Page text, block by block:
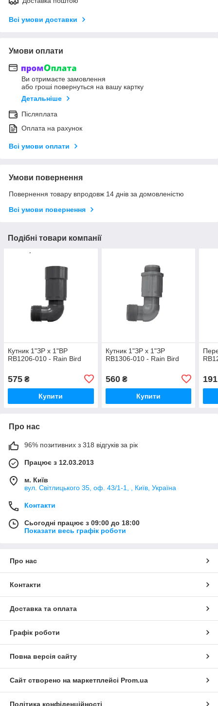
Всі умови доставки
Умови оплати
Ви отримаєте замовлення
або гроші повернуться на вашу картку
Детальніше
Післяплата
Оплата на рахунок
Всі умови оплати
Умови повернення
Повернення товару впродовж 14 днів за домовленістю
Всі умови повернення
Подібні товари компанії
Кутник 1"ЗР х 1"ВР
RB1206-010 - Rain Bird
575 ₴
Купити
Кутник 1"ЗР х 1"ЗР
RB1306-010 - Rain Bird
560₴
Купити
191
Про нас
96% позитивних з 318 відгуків за рік
Працює з 12.03.2013
м. Київ
вул. Світлицького 35, оф. 43/1-1, , Київ, Україна
Контакти
Сьогодні працює з 09:00 до 18:00
Показати весь графік роботи
Про нас
Контакти
Доставка та оплата
Графік роботи
Повна версія сайту
Сайт створено на маркетплейсі Prom.ua
Політика конфіденційності